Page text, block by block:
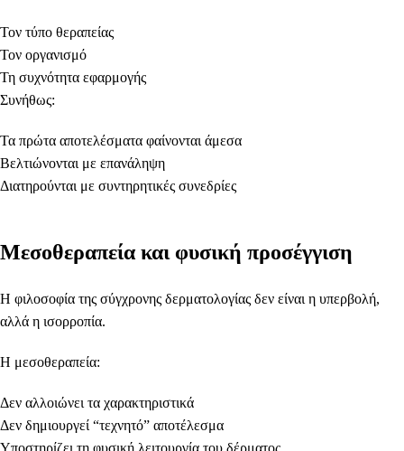
Τον τύπο θεραπείας
Τον οργανισμό
Τη συχνότητα εφαρμογής
Συνήθως:
Τα πρώτα αποτελέσματα φαίνονται άμεσα
Βελτιώνονται με επανάληψη
Διατηρούνται με συντηρητικές συνεδρίες
Μεσοθεραπεία και φυσική προσέγγιση
Η φιλοσοφία της σύγχρονης δερματολογίας δεν είναι η υπερβολή,
αλλά η ισορροπία.
Η μεσοθεραπεία:
Δεν αλλοιώνει τα χαρακτηριστικά
Δεν δημιουργεί “τεχνητό” αποτέλεσμα
Υποστηρίζει τη φυσική λειτουργία του δέρματος